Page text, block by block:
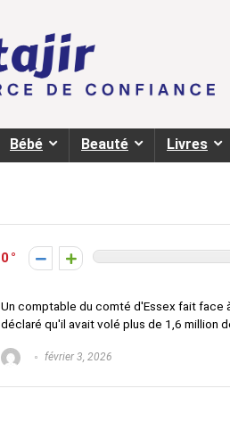
Bébé Beauté Livres
0
Un comptable du comté d'Essex fait face
déclaré qu'il avait volé plus de 1,6 million
février 3, 2026